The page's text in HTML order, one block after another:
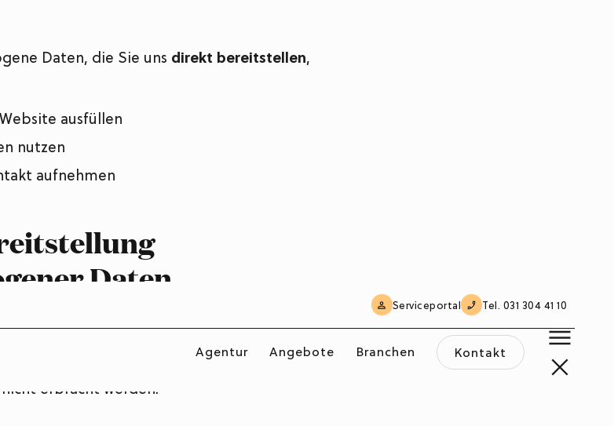
Serviceportal Tel. 031 304 41 10
Agentur Angebote Branchen Kontakt
Daten, die Sie uns direkt bereitstellen,
ausfüllen
nutzen
aufnehmen
Daten
oder notwendig, um einen Vertrag
erbracht werden.